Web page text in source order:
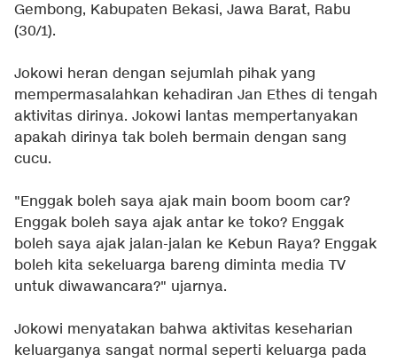
Gembong, Kabupaten Bekasi, Jawa Barat, Rabu
(30/1).
Jokowi heran dengan sejumlah pihak yang
mempermasalahkan kehadiran Jan Ethes di tengah
aktivitas dirinya. Jokowi lantas mempertanyakan
apakah dirinya tak boleh bermain dengan sang
cucu.
"Enggak boleh saya ajak main boom boom car?
Enggak boleh saya ajak antar ke toko? Enggak
boleh saya ajak jalan-jalan ke Kebun Raya? Enggak
boleh kita sekeluarga bareng diminta media TV
untuk diwawancara?" ujarnya.
Jokowi menyatakan bahwa aktivitas keseharian
keluarganya sangat normal seperti keluarga pada